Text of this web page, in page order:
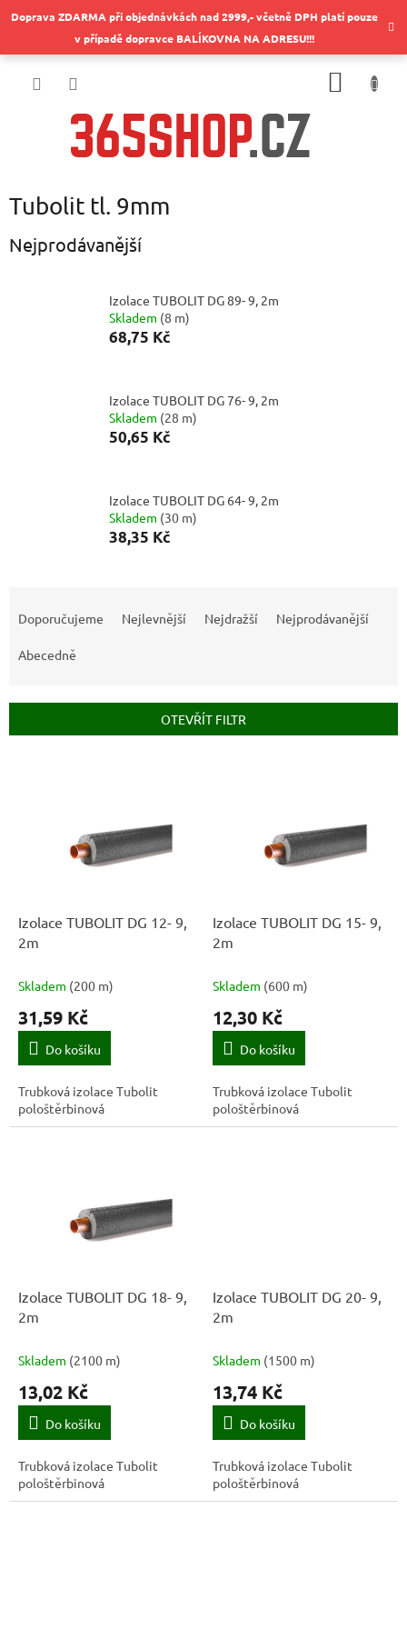
naDoprava ZDARMA při objednávkách nad 2999,- včetně DPH platí pouze
v případě dopravce BALÍKOVNA NA ADRESU!!!
Tubolit tl. 9mm
Nejprodávanější
Izolace TUBOLIT DG 89- 9, 2m
Skladem (8 m)
68,75 Kč
Izolace TUBOLIT DG 76- 9, 2m
Skladem (28 m)
50,65 Kč
Izolace TUBOLIT DG 64- 9, 2m
Skladem (30 m)
38,35 Kč
r
Doporučujeme Nejlevnější Nejdražší Nejprodávanější
Abecedně
OTEVŘÍT FILTR
Izolace TUBOLIT DG 12- 9,
2m
Skladem (200 m)
31,59 Kč
Do košíku
Trubková izolace Tubolit
pološtěrbinová
Izolace TUBOLIT DG 15- 9,
2m
Skladem (600 m)
12,30 Kč
Do košíku
Trubková izolace Tubolit
pološtěrbinová
Izolace TUBOLIT DG 18- 9,
2m
Skladem (2100 m)
13,02 Kč
Do košíku
Trubková izolace Tubolit
pološtěrbinová
Izolace TUBOLIT DG 20- 9,
2m
Skladem (1500 m)
13,74 Kč
Do košíku
Trubková izolace Tubolit
pološtěrbinová